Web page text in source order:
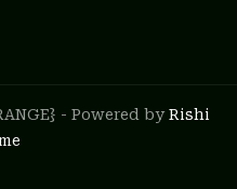
- Powered byRishi